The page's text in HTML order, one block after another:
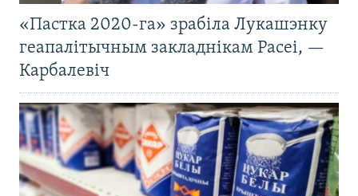
«Пастка 2020-га» зрабіла Лукашэнку
геапалітычным закладнікам Расеі, —
Карбалевіч